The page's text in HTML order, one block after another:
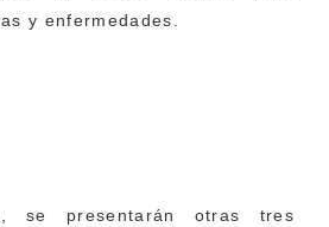
y enfermedades.
se presentarán otras tres